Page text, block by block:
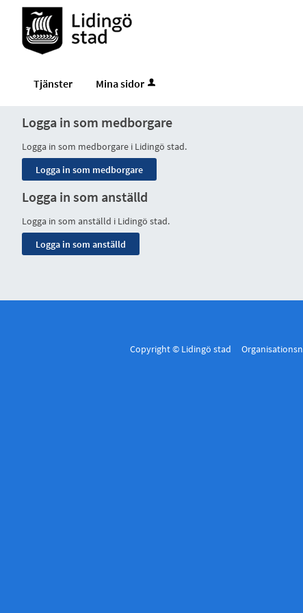
Tjänster Mina sidor
Logga in som medborgare
Logga in som medborgare i Lidingö stad.
Logga in som anställd
Logga in som anställd i Lidingö stad.
Copyright © Lidingö stad